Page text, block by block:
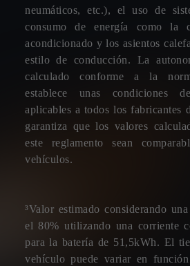
neumáticos, etc.), el uso de
consumo de energía como la
acondicionado y los asientos
estilo de conducción. La
calculado conforme a la
establece unas condiciones
aplicables a todos los fabricantes
garantiza que los valores
este reglamento sean
vehículos.
³Valor estimado considerando
el 80% utilizando una corriente
para la batería de 51,5kWh. El
vehículo puede variar en